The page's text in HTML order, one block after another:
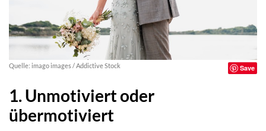
Quelle: imago images / Addictive Stock Save
1. Unmotiviert oder
übermotiviert